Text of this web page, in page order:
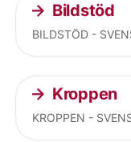
Bildstöd
BILDSTÖD -
Kroppen
KROPPEN -